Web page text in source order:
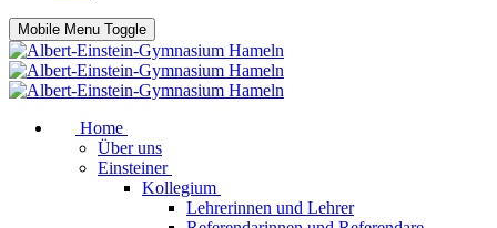
Mobile Menu Toggle
Home
Über uns
Einsteiner
Kollegium
Lehrerinnen und Lehrer